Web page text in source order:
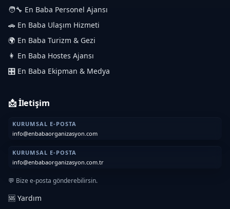
🧑‍🔧 En Baba Personel Ajansı
🚗 En Baba Ulaşım Hizmeti
🌍 En Baba Turizm & Gezi
👩 En Baba Hostes Ajansı
🎛️ En Baba Ekipman & Medya
📩 İletişim
KURUMSAL E-POSTA
info@enbabaorganizasyon.com
KURUMSAL E-POSTA
info@enbabaorganizasyon.com.tr
💬 Bize e-posta gönderebilirsin.
🆘 Yardım